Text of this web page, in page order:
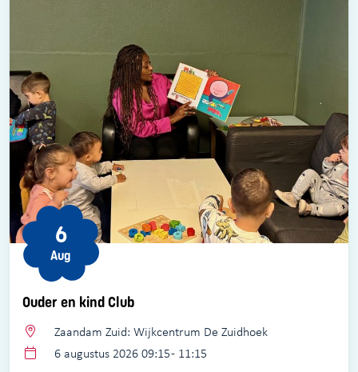
Ouder en kind Club
6
Aug
Zaandam Zuid: Wijkcentrum De Zuidhoek
6 augustus 2026 09:15 - 11:15